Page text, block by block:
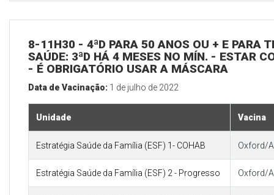
8-11H30 - 4ªD PARA 50 ANOS OU + E PARA
SAÚDE: 3ªD HÁ 4 MESES NO MÍN. - ESTAR
- É OBRIGATÓRIO USAR A MÁSCARA
Data de Vacinação: 1 de julho de 2022
Unidade Vacina
Estratégia Saúde da Família (ESF) 1- COHAB Oxford/
Estratégia Saúde da Família (ESF) 2 - Progresso Oxford/